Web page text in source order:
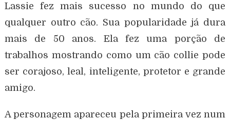
Lassie fez mais sucesso no mundo do que
qualquer outro cão. Sua popularidade já dura
mais de 50 anos. Ela fez uma porção de
trabalhos mostrando como um cão collie pode
ser corajoso, leal, inteligente, protetor e grande
amigo.
A personagem apareceu pela primeira vez num